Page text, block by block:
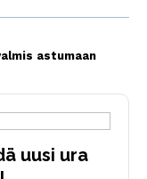
astumaan
uusi ura